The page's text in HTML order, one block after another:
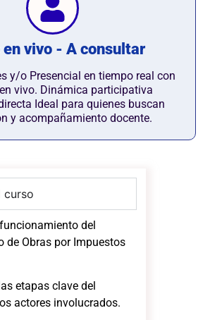
en vivo - A consultar
y/o Presencial en tiempo real con
vivo. Dinámica participativa
Ideal para quienes buscan
y acompañamiento docente.
curso
del
de Obras por Impuestos
etapas clave del
actores involucrados.